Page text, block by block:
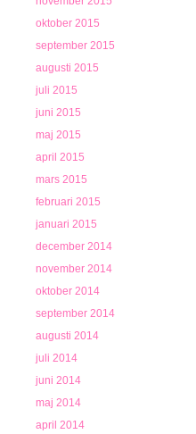
oktober 2015
september 2015
augusti 2015
juli 2015
juni 2015
maj 2015
april 2015
mars 2015
februari 2015
januari 2015
december 2014
november 2014
oktober 2014
september 2014
augusti 2014
juli 2014
juni 2014
maj 2014
april 2014